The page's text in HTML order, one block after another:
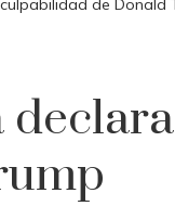
de Donald